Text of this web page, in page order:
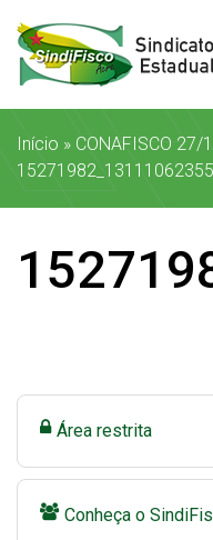
Início » CONAFISCO
Área restrita
Conheça o